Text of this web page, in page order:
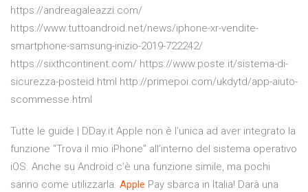
https://andreagaleazzi.com/
https://www.tuttoandroid.net/news/iphone-xr-vendite-
smartphone-samsung-inizio-2019-722242/
https://sixthcontinent.com/ https://www.poste.it/sistema-di-
sicurezza-posteid.html http://primepoi.com/ukdytd/app-aiuto-
scommesse.html
Tutte le guide | DDay.it Apple non è l’unica ad aver integrato la
funzione “Trova il mio iPhone” all’interno del sistema operativo
iOS. Anche su Android c’è una funzione simile, ma pochi
sanno come utilizzarla. Apple Pay sbarca in Italia! Darà una